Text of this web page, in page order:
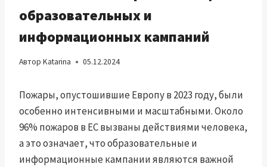
образовательных и
информационных кампаний
Автор Katarina 05.12.2024
Пожары, опустошившие Европу в 2023 году, были
особенно интенсивными и масштабными. Около
96% пожаров в ЕС вызваны действиями человека,
а это означает, что образовательные и
информационные кампании являются важной